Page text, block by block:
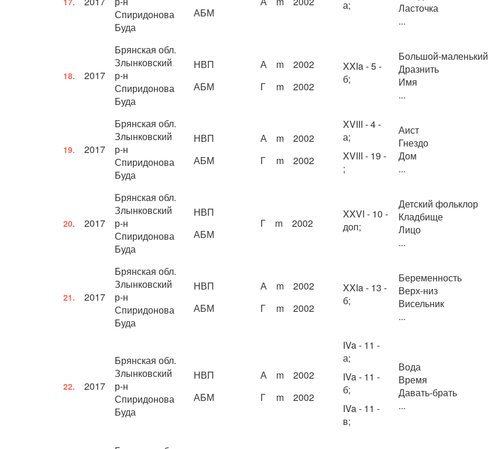
Спиридонова
Буда
АБМ
а;
Ласточка
...
18. 2017
Брянская обл.
Злынковский
р-н
Спиридонова
Буда
НВП
АБМ
А m
2002
Г
m 2002
XXIa - 5 -
б;
Большой-маленький
Дразнить
Имя
...
19. 2017
Брянская обл.
Злынковский
р-н
Спиридонова
Буда
НВП
АБМ
А m
2002
Г
m 2002
XVIII - 4 -
а;
XVIII - 19 -
;
Аист
Гнездо
Дом
...
20. 2017
Брянская обл.
Злынковский
р-н
Спиридонова
Буда
НВП
АБМ
Г m 2002
XXVI - 10 -
доп;
Детский фольклор
Кладбище
Лицо
...
21. 2017
Брянская обл.
Злынковский
р-н
Спиридонова
Буда
НВП
АБМ
А m
2002
Г
m 2002
XXIa - 13 -
б;
Беременность
Верх-низ
Висельник
...
22. 2017
Брянская обл.
Злынковский
р-н
Спиридонова
Буда
НВП
АБМ
А m
2002
Г
m 2002
IVa - 11 -
а;
IVa - 11 -
б;
IVa - 11 -
в;
Вода
Время
Давать-брать
...